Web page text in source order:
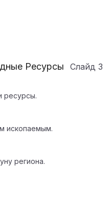
Ресурсы Слайд 3
ресурсы.
ископаемым.
региона.